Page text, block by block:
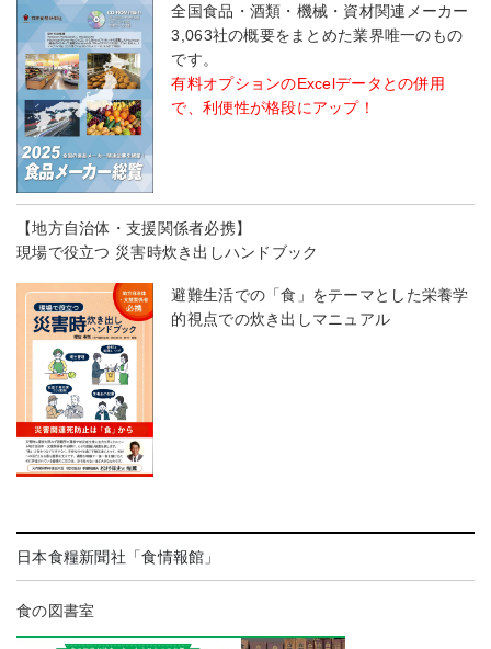
全国食品・酒類・機械・資材関連メーカー
3,063社の概要をまとめた業界唯一のもの
です。
有料オプションのExcelデータとの併用
で、利便性が格段にアップ！
【地方自治体・支援関係者必携】
現場で役立つ 災害時炊き出しハンドブック
避難生活での「食」をテーマとした栄養学
的視点での炊き出しマニュアル
日本食糧新聞社「食情報館」
食の図書室